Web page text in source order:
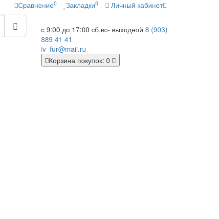
Сравнение0 Закладки0 Личный кабинет
с 9:00 до 17:00 сб,вс- выходной 8 (903)
889 41 41
iv_fur@mail.ru
Корзинапокупок: 0